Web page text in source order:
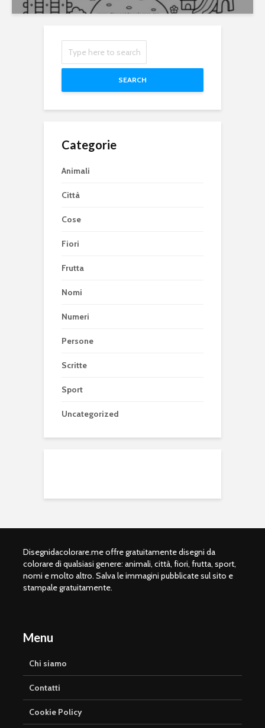
SEARCH
Categorie
Animali
Città
Cose
Fiori
Frutta
Nomi
Numeri
Persone
Scritte
Sport
Uncategorized
Disegnidacolorare.me offre gratuitamente disegni da
colorare di qualsiasi genere: animali, città, fiori, frutta, sport,
nomi e molto altro. Salva le immagini pubblicate sul sito e
stampale gratuitamente.
Menu
Chi siamo
Contatti
Cookie Policy